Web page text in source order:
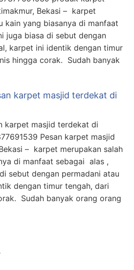
Bekasi – karpet
kain yang biasanya di manfaat
juga biasa di sebut dengan
karpet ini identik dengan timur
hingga corak. Sudah banyak
karpet masjid terdekat di
karpet masjid terdekat di
Pesan karpet masjid
– karpet merupakan salah
di manfaat sebagai alas ,
sebut dengan permadani atau
dengan timur tengah, dari
Sudah banyak orang orang